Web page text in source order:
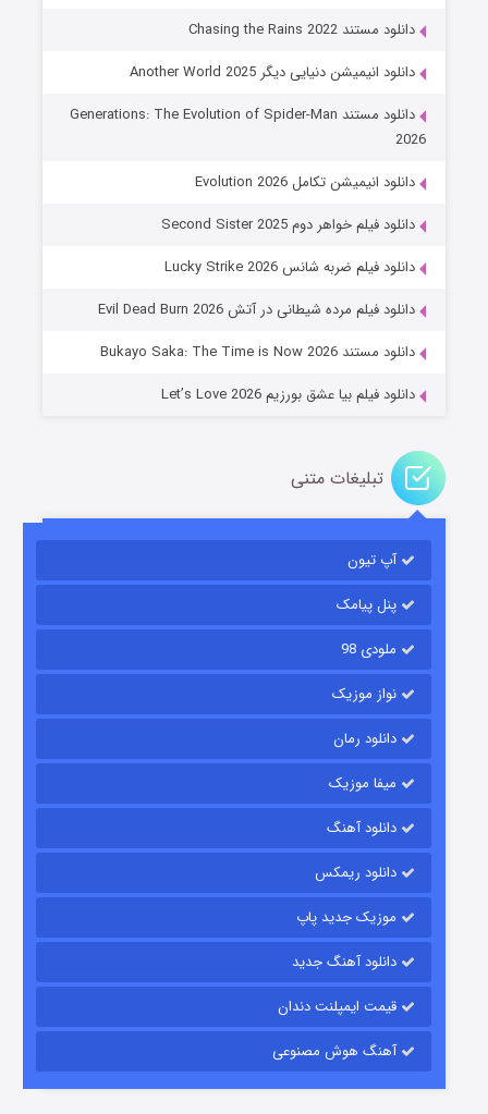
جادوگری در مغولستان
باب اسفنجی فصل ۱۷
قسمت۶ (زیرنویس) منتشر شد
قسمت۱۵ (دوبله) منتشر شد
زیرزمین
دانلود مستند Chasing the Rains 2022
دانلود انیمیشن دنیایی دیگر Another World 2025
دانلود مستند Generations: The Evolution of Spider-Man
2026
دانلود انیمیشن تکامل Evolution 2026
دانلود فیلم خواهر دوم Second Sister 2025
دانلود فیلم ضربه شانس Lucky Strike 2026
دانلود فیلم مرده شیطانی در آتش Evil Dead Burn 2026
دانلود مستند Bukayo Saka: The Time is Now 2026
دانلود فیلم بیا عشق بورزیم Let’s Love 2026
تبلیغات متنی
آپ تیون
پنل پیامک
ملودی 98
نواز موزیک
دانلود رمان
میفا موزیک
دانلود آهنگ
دانلود ریمکس
موزیک جدید پاپ
دانلود آهنگ جدید
قیمت ایمپلنت دندان
آهنگ هوش مصنوعی